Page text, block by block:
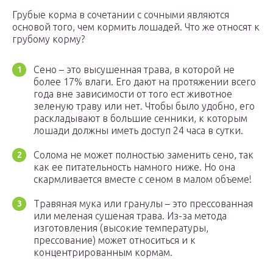
Грубые корма в сочетании с сочными являются
основой того, чем кормить лошадей. Что же относят к
грубому корму?
Сено – это высушенная трава, в которой не
более 17% влаги. Его дают на протяжении всего
года вне зависимости от того ест животное
зеленую траву или нет. Чтобы было удобно, его
раскладывают в большие сенники, к которым
лошади должны иметь доступ 24 часа в сутки.
Солома не может полностью заменить сено, так
как ее питательность намного ниже. Но она
скармливается вместе с сеном в малом объеме!
Травяная мука или гранулы – это прессованная
или меленая сушеная трава. Из-за метода
изготовления (высокие температуры,
прессование) может относиться и к
концентрированным кормам.